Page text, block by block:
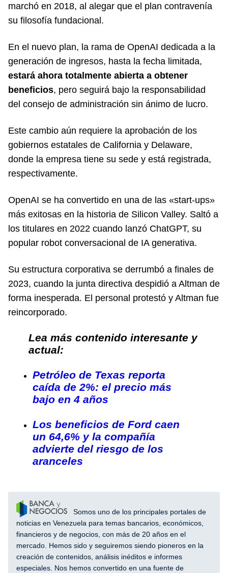
marchó en 2018, al alegar que el plan contravenía
su filosofía fundacional.
En el nuevo plan, la rama de OpenAI dedicada a la
generación de ingresos, hasta la fecha limitada,
estará ahora totalmente abierta a obtener
beneficios, pero seguirá bajo la responsabilidad
del consejo de administración sin ánimo de lucro.
Este cambio aún requiere la aprobación de los
gobiernos estatales de California y Delaware,
donde la empresa tiene su sede y está registrada,
respectivamente.
OpenAI se ha convertido en una de las «start-ups»
más exitosas en la historia de Silicon Valley. Saltó a
los titulares en 2022 cuando lanzó ChatGPT, su
popular robot conversacional de IA generativa.
Su estructura corporativa se derrumbó a finales de
2023, cuando la junta directiva despidió a Altman de
forma inesperada. El personal protestó y Altman fue
reincorporado.
Lea más contenido interesante y
actual:
Petróleo de Texas reporta
caída de 2%: el precio más
bajo en 4 años
Los beneficios de Ford caen
un 64,6% y la compañía
advierte del riesgo de los
aranceles
Somos uno de los principales portales de
noticias en Venezuela para temas bancarios, económicos,
financieros y de negocios, con más de 20 años en el
mercado. Hemos sido y seguiremos siendo pioneros en la
creación de contenidos, análisis inéditos e informes
especiales. Nos hemos convertido en una fuente de